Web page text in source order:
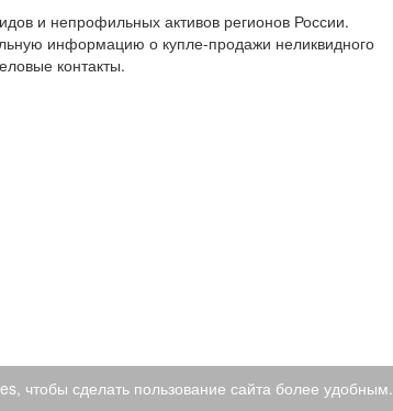
и непрофильных активов регионов России.
информацию о купле-продажи неликвидного
контакты.
чтобы сделать пользование сайта более удобным.